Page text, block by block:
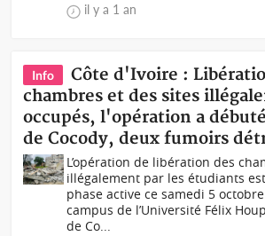
il y a 1 an
Info
Côte d'Ivoire :
chambres et des sites
occupés, l'opération a
de Cocody, deux fumoirs
L’opération de libération des
illégalement par les étudiants
phase active ce samedi 5
campus de l’Université Félix
de Co...